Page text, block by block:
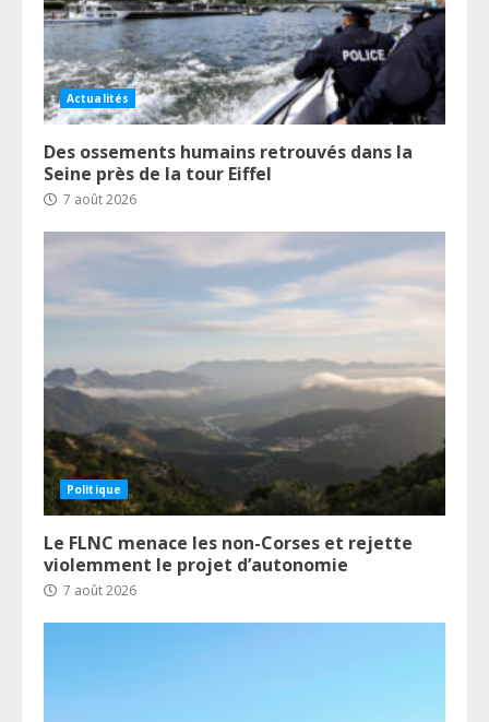
Actualités
Des ossements humains retrouvés dans la
Seine près de la tour Eiffel
7 août 2026
Politique
Le FLNC menace les non-Corses et rejette
violemment le projet d’autonomie
7 août 2026